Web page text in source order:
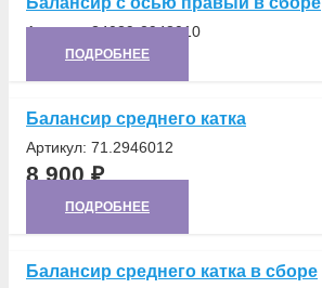
Артикул:34039-2948010
ПОДРОБНЕЕ
Балансир среднего катка
Артикул: 71.2946012
8 900₽
ПОДРОБНЕЕ
Балансир среднего катка в сборе